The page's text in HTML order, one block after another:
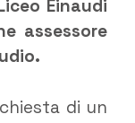
Einaudi
assessore
di un